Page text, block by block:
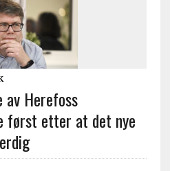
av Herefoss
først etter at det nye